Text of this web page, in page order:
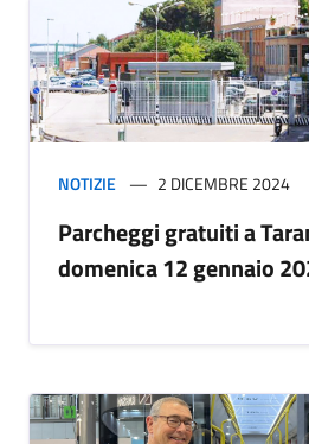
NOTIZIE 2 DICEMBRE 2024
Parcheggi gratuiti a
domenica 12 gennaio